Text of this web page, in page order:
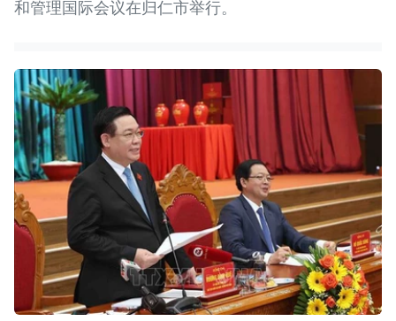
和管理国际会议在归仁市举行。